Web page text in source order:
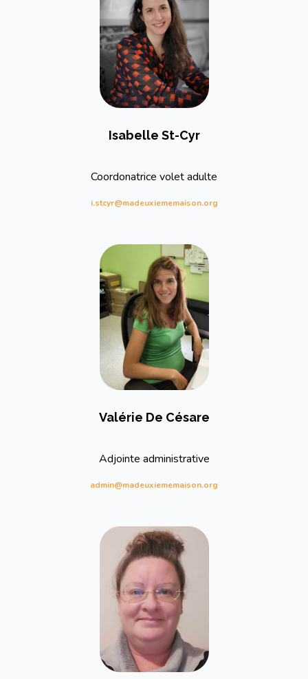
Isabelle St-Cyr
Coordonatrice volet adulte
i.stcyr@madeuxiememaison.org
Valérie De Césare
Adjointe administrative
admin@madeuxiememaison.org